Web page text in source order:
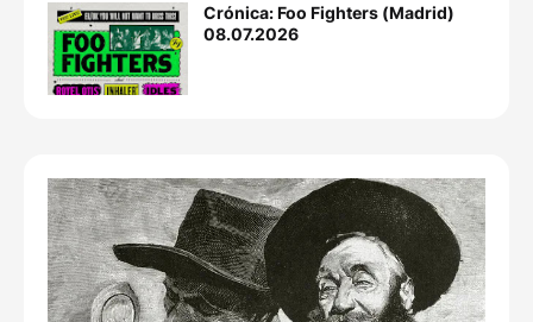
Crónica: Foo Fighters (Madrid)
08.07.2026